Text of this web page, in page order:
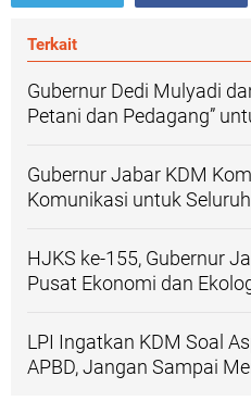
Terkait
Gubernur Dedi Mulyadi
Petani dan Pedagang”
Gubernur Jabar KDM
Komunikasi untuk
HJKS ke-155, Gubernur
Pusat Ekonomi dan
LPI Ingatkan KDM Soal
APBD, Jangan Sampai